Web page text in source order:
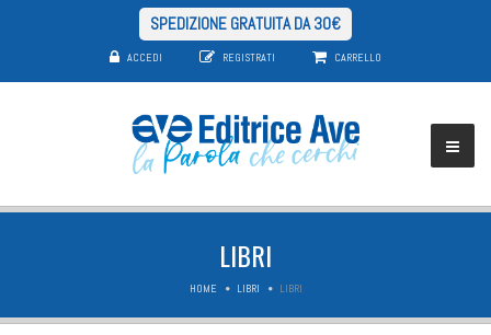
SPEDIZIONE GRATUITA DA 30€
ACCEDI REGISTRATI CARRELLO
LIBRI
HOME LIBRI LIBRI